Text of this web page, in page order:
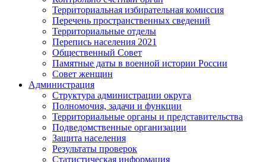
Территориальная избирательная комиссия
Перечень пространственных сведений
Территориальные отделы
Перепись населения 2021
Общественный Совет
Памятные даты в военной истории России
Совет женщин
Администрация
Структура администрации округа
Полномочия, задачи и функции
Территориальные органы и представительства
Подведомственные организации
Защита населения
Результаты проверок
Статистическая информация